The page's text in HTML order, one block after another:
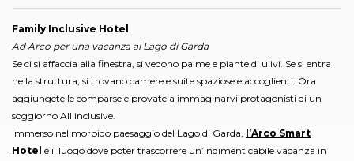
Family Inclusive Hotel
Ad Arco per una vacanza al Lago di Garda
Se ci si affaccia alla finestra, si vedono palme e piante di ulivi. Se si entra
nella struttura, si trovano camere e suite spaziose e accoglienti. Ora
aggiungete le comparse e provate a immaginarvi protagonisti di un
soggiorno All inclusive.
Immerso nel morbido paesaggio del Lago di Garda, l’Arco Smart
Hotel è il luogo dove poter trascorrere un’indimenticabile vacanza in